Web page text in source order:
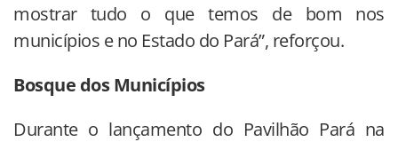
mostrar tudo o que temos de bom nos
municípios e no Estado do Pará”, reforçou.
Bosque dos Municípios
Durante o lançamento do Pavilhão Pará na